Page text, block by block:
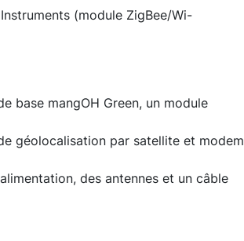
(module ZigBee/Wi-
base mangOH Green, un module
géolocalisation par satellite et modem
des antennes et un câble